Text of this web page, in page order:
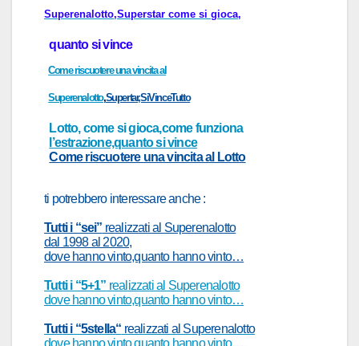
Superenalotto,Superstar come si gioca,
quanto si vince
Come riscuotere una vincita al
Superenalotto,Supertar,SiVinceTutto
Lotto, come si gioca,come funziona
l’estrazione,quanto si vince
Come riscuotere una vincita al Lotto
ti potrebbero interessareanche:
Tutti i “sei” realizzati al Superenalotto
dal 1998 al 2020,
dove hanno vinto,quanto hanno vinto…
Tutti i “5+1” realizzati al Superenalotto
dove hanno vinto,quanto hanno vinto…
Tutti i “5stell a“ realizzati al Superenalotto